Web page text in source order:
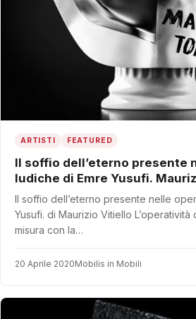
ARTISTI FEATURED
Il soffio dell’eterno presente
ludiche di
Il soffio dell’eterno presente nelle
Yusufi. di Maurizio Vitiello L’operatività
misura con la…
20 Aprile 2020Mobilis in Mobili